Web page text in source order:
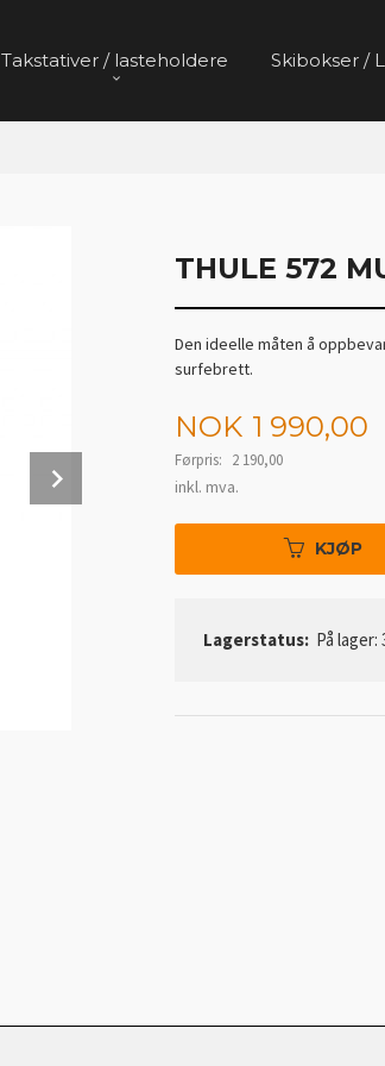
Takstativer / lasteholdere Skibokser /
THULE 572
Den ideelle måten å
surfebrett.
Tilbud
NOK 1 990,00
Førpris: 2 190,00
Rabatt
inkl. mva.
KJØP
Lagerstatus: På lager: